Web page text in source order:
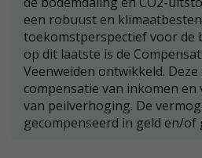
een robuust en
toekomstperspectief voor de
op dit laatste is de
Veenweiden ontwikkeld.
compensatie van inkomen
van peilverhoging. De
gecompenseerd in geld en/of